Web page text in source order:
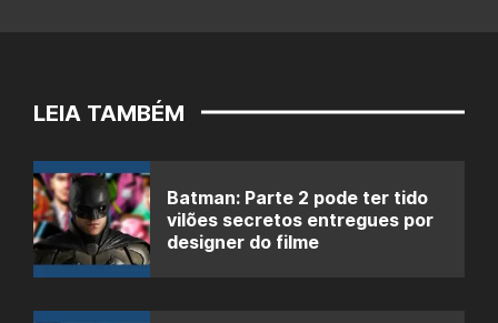
LEIA TAMBÉM
Batman: Parte 2 pode ter tido
vilões secretos entregues por
designer do filme